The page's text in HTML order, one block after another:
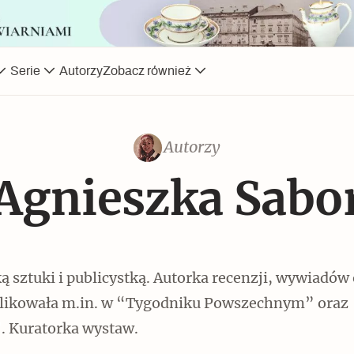
Kruchość rzeczy
Jak wskrzesić smak
Serie
Jak to działa? Czyli nowa
odsłona Narodowego Muzeum
Techniki
AutorzyZobacz również
Autorzy
sztuki i publicystką. Autorka recenzji, wywiadów
m.in. w “Tygodniku Powszechnym” oraz
Kuratorka wystaw.